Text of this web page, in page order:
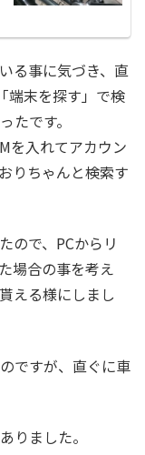
る事に気づき、直
端末を探す」で検
たです。
を入れてアカウン
りちゃんと検索す
ので、PCからリ
場合の事を考え
える様にしまし
ですが、直ぐに車
りました。